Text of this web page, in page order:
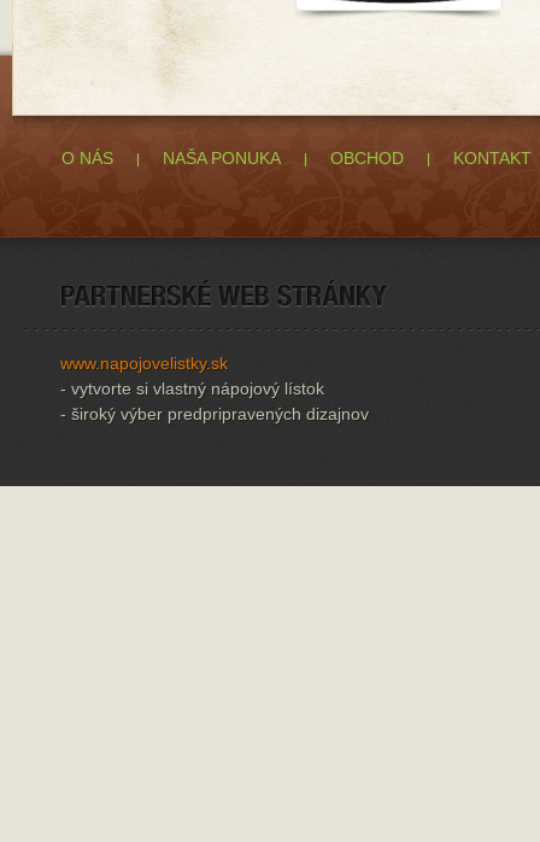
O NÁS NAŠA PONUKA OBCHOD KONTAKT
www.napojovelistky.sk
- vytvorte si vlastný nápojový lístok
- široký výber predpripravených dizajnov